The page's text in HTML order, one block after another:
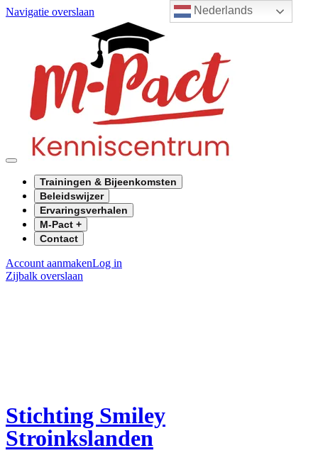
Nederlands
Navigatie overslaan
Trainingen & Bijeenkomsten
Beleidswijzer
Ervaringsverhalen
M-Pact +
Contact
Account aanmakenLog in
Zijbalk overslaan
Stichting Smiley
Stroinkslanden